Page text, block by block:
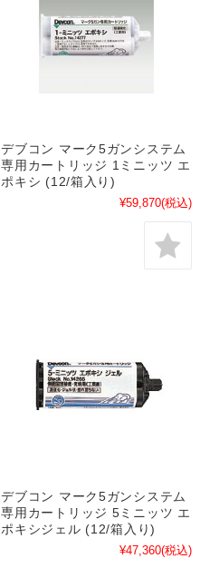
デブコン マーク5ガンシステム
専用カートリッジ 1ミニッツ エ
ポキシ (12/箱入り)
¥59,870(税込)
デブコン マーク5ガンシステム
専用カートリッジ 5ミニッツ エ
ポキシジェル (12/箱入り)
¥47,360(税込)